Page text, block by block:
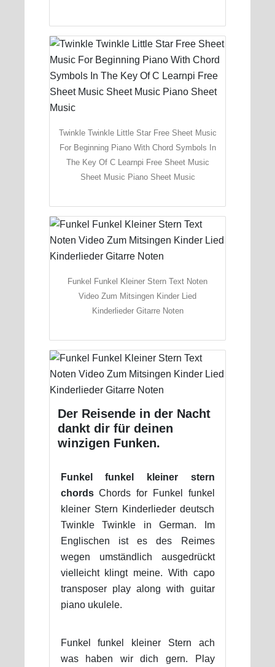
Twinkle Twinkle Little Star Free Sheet Music
For Beginning Piano With Chord Symbols In
The Key Of C Learnpi Free Sheet Music
Sheet Music Piano Sheet Music
Funkel Funkel Kleiner Stern Text Noten
Video Zum Mitsingen Kinder Lied
Kinderlieder Gitarre Noten
Der Reisende in der Nacht
dankt dir für deinen
winzigen Funken.
Funkel funkel kleiner stern
chordsChords for Funkel funkel
kleiner Stern Kinderlieder deutsch
Twinkle Twinkle in German. Im
Englischen ist es des Reimes
wegen umständlich ausgedrückt
vielleicht klingt meine. With capo
transposer play along with guitar
piano ukulele.
Funkel funkel kleiner Stern ach
was haben wir dich gern. Play